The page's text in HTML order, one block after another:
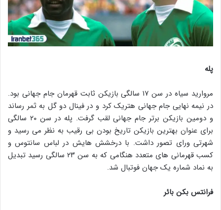
پله
مروارید سیاه در سن ۱۷ سالگی بازیکن ثابت قهرمان جام جهانی بود.
در نیمه نهایی جام جهانی هتریک کرد و در فینال دو گل به ثمر رساند
و دومین بازیکن برتر جام جهانی لقب گرفت. پله در سن ۲۰ سالگی
برای عنوان بهترین بازیکن تاریخ بودن بی رقیب به نظر می رسید و
شهرتی ورای تصور داشت. با درخشش هایش در لباس سانتوس و
کسب قهرمانی های متعدد هنگامی که به سن ۲۳ سالگی رسید تبدیل
به نماد شماره یک جهان فوتبال شد.
فرانتس بکن بائر